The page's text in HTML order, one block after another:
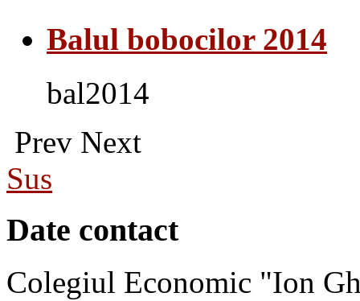
Balul bobocilor 2014
bal2014
Prev Next
Sus
Date contact
Colegiul Economic "Ion